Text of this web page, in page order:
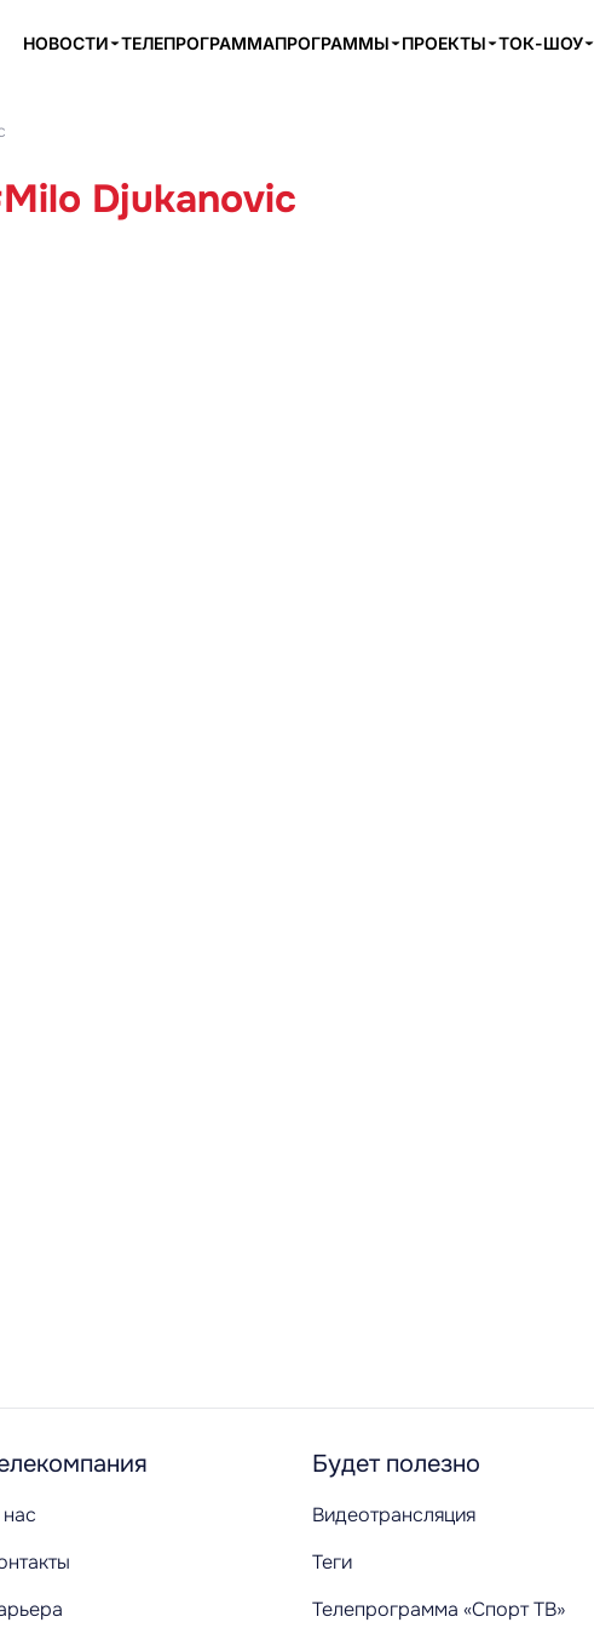
НОВОСТИ ТЕЛЕПРОГРАММАПРОГРАММЫ ПРОЕКТЫ ТОК-ШОУ
Djukanovic
Будет полезно
Видеотрансляция
Теги
Телепрограмма «Спорт ТВ»